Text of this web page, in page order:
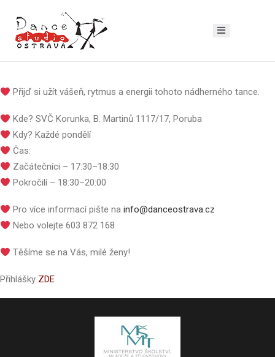
Přijď si užít vášeň, rytmus a energii tohoto nádherného tance.
Kde? SVČ Korunka, B. Martinů 1117/17, Poruba
Kdy? Každé pondělí
Čas:
Začátečníci – 17:30–18:30
Pokročilí – 18:30–20:00
Pro více informací pište nainfo@danceostrava.cz
Nebo volejte 603 872 168
Těšíme se na Vás, milé ženy!
Přihlášky ZDE